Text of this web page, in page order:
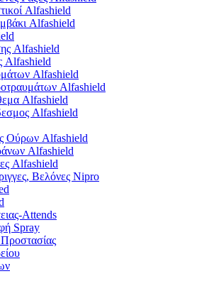
Alfashield
Alfashield
Alfashield
Alfashield
Alfashield
Alfashield
Alfashield
Alfashield
Ούρων Alfashield
Alfashield
Alfashield
Βελόνες Nipro
Attends
Spray